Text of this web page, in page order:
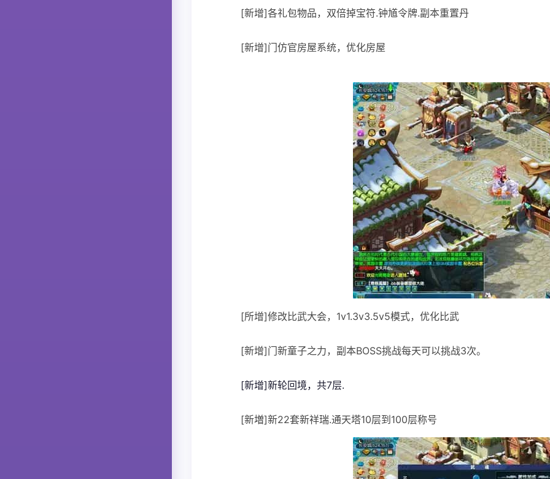
[新增]各礼包物品，双倍掉宝符.钟馗令牌.副本重置丹
[新增]门仿官房屋系统，优化房屋
[所增]修改比武大会，1v1.3v3.5v5模式，优化比武
[新增]门新童子之力，副本BOSS挑战每天可以挑战3次。
[新增]新轮回境，共7层.
[新増]新22套新祥瑞.通天塔10层到100层称号